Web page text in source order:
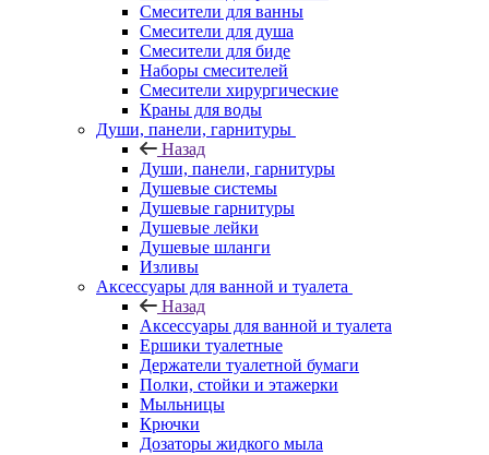
Смесители для ванны
Смесители для душа
Смесители для биде
Наборы смесителей
Смесители хирургические
Краны для воды
Души, панели, гарнитуры
Назад
Души, панели, гарнитуры
Душевые системы
Душевые гарнитуры
Душевые лейки
Душевые шланги
Изливы
Аксессуары для ванной и туалета
Назад
Аксессуары для ванной и туалета
Ершики туалетные
Держатели туалетной бумаги
Полки, стойки и этажерки
Мыльницы
Крючки
Дозаторы жидкого мыла